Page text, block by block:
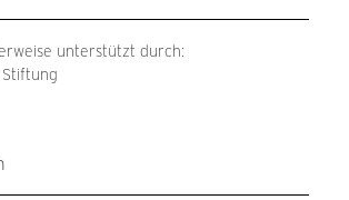
unterstützt durch: